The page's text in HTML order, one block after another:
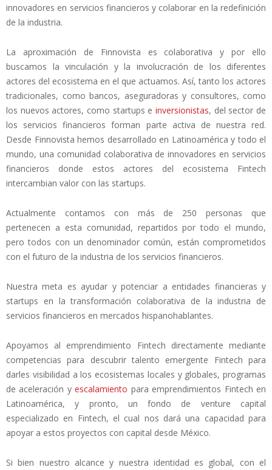
innovadores en servicios financieros y colaborar en la redefinición
de la industria.
La aproximación de Finnovista es colaborativa y por ello
buscamos la vinculación y la involucración de los diferentes
actores del ecosistema en el que actuamos. Así, tanto los actores
tradicionales, como bancos, aseguradoras y consultores, como
los nuevos actores, como startups e inversionistas, del sector de
los servicios financieros forman parte activa de nuestra red.
Desde Finnovista hemos desarrollado en Latinoamérica y todo el
mundo, una comunidad colaborativa de innovadores en servicios
financieros donde estos actores del ecosistema Fintech
intercambian valor con las startups.
Actualmente contamos con más de 250 personas que
pertenecen a esta comunidad, repartidos por todo el mundo,
pero todos con un denominador común, están comprometidos
con el futuro de la industria de los servicios financieros.
Nuestra meta es ayudar y potenciar a entidades financieras y
startups en la transformación colaborativa de la industria de
servicios financieros en mercados hispanohablantes.
Apoyamos al emprendimiento Fintech directamente mediante
competencias para descubrir talento emergente Fintech para
darles visibilidad a los ecosistemas locales y globales, programas
de aceleración yescalamiento para emprendimientos Fintech en
Latinoamérica, y pronto, un fondo de venture capital
especializado en Fintech, el cual nos dará una capacidad para
apoyar a estos proyectos con capital desde México.
Si bien nuestro alcance y nuestra identidad es global, con el